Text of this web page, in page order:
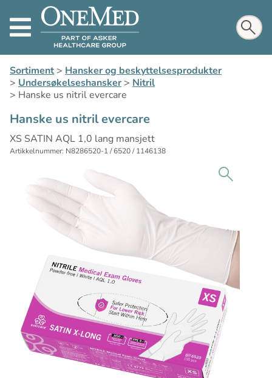
Sortiment> Hansker og beskyttelsesprodukter
> Undersøkelseshansker> Nitril
> Hanske us nitril evercare
Hanske us nitril evercare
XS SATIN AQL 1,0 lang mansjett
Artikkelnummer: N8286520-1 / 6520 / 1146138